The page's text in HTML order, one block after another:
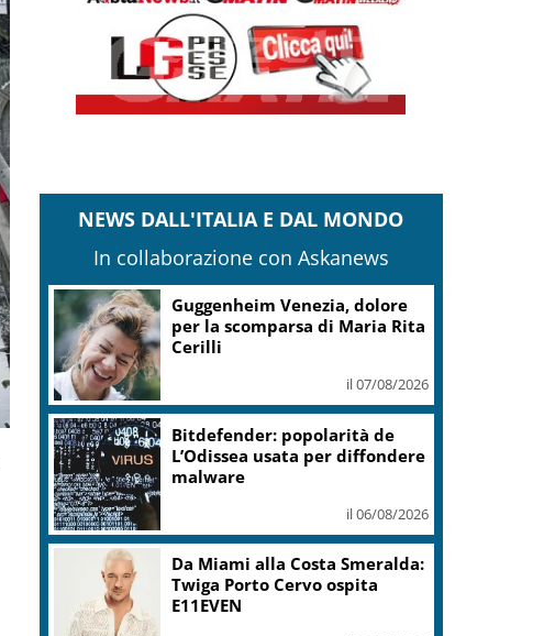
NEWS DALL'ITALIA E DAL MONDO
In collaborazione con Askanews
Covid, ‘Conte-day’ in
commissione: “non sono un
eroe ma un uomo corretto,
il 06/08/2026
Guccini, Meloni: l’ho amato e
mi ha formato, continuerò a
il 06/08/2026
Sogin: in 2025 utile balza oltre
2,5 mln, decommissioning al